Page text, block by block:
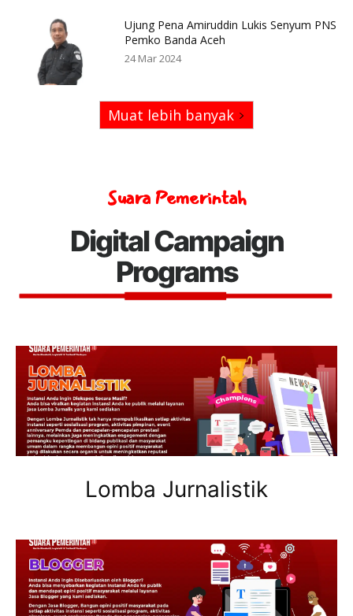
Ujung Pena Amiruddin Lukis Senyum PNS
Pemko Banda Aceh
24 Mar 2024
Muat lebih banyak
Suara Pemerintah
Digital Campaign
Programs
Lomba Jurnalistik